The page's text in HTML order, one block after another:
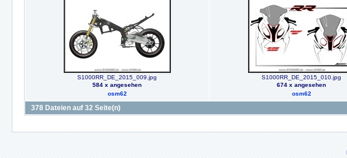
S1000RR_DE_2015_009.jpg
584 x angesehen
osm62
S1000RR_DE_2015_010.jpg
674 x angesehen
osm62
378 Dateien auf 32 Seite(n)